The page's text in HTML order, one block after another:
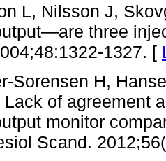
L, Nilsson J,
three
1327. [
Sorensen H,
Lack of agreement
monitor
Scand.